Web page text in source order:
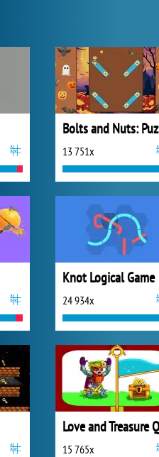
13 751x
Knot Logical Game
24 934x
15 765x